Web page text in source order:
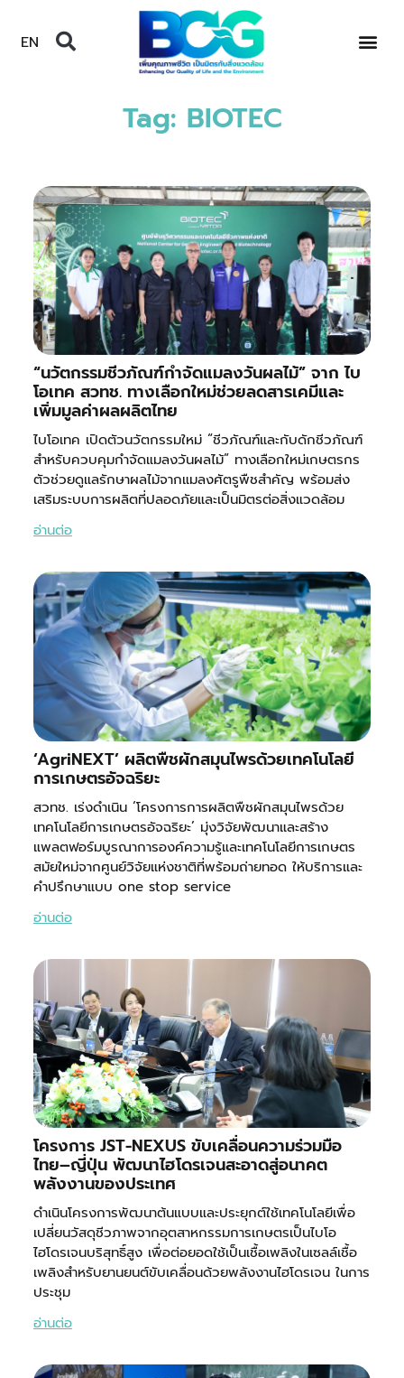
EN
Tag: BIOTEC
“นวัตกรรมชีวภัณฑ์กำจัดแมลงวันผลไม้” จาก ไบ
โอเทค สวทช. ทางเลือกใหม่ช่วยลดสารเคมีและ
เพิ่มมูลค่าผลผลิตไทย
ไบโอเทค เปิดตัวนวัตกรรมใหม่ “ชีวภัณฑ์และกับดักชีวภัณฑ์
สำหรับควบคุมกำจัดแมลงวันผลไม้” ทางเลือกใหม่เกษตรกร
ตัวช่วยดูแลรักษาผลไม้จากแมลงศัตรูพืชสำคัญ พร้อมส่ง
เสริมระบบการผลิตที่ปลอดภัยและเป็นมิตรต่อสิ่งแวดล้อม
อ่านต่อ
‘AgriNEXT’ ผลิตพืชผักสมุนไพรด้วยเทคโนโลยี
การเกษตรอัจฉริยะ
สวทช. เร่งดำเนิน ‘โครงการการผลิตพืชผักสมุนไพรด้วย
เทคโนโลยีการเกษตรอัจฉริยะ’ มุ่งวิจัยพัฒนาและสร้าง
แพลตฟอร์มบูรณาการองค์ความรู้และเทคโนโลยีการเกษตร
สมัยใหม่จากศูนย์วิจัยแห่งชาติที่พร้อมถ่ายทอด ให้บริการและ
คำปรึกษาแบบ one stop service
อ่านต่อ
โครงการ JST-NEXUS ขับเคลื่อนความร่วมมือ
ไทย–ญี่ปุ่น พัฒนาไฮโดรเจนสะอาดสู่อนาคต
พลังงานของประเทศ
ดำเนินโครงการพัฒนาต้นแบบและประยุกต์ใช้เทคโนโลยีเพื่อ
เปลี่ยนวัสดุชีวภาพจากอุตสาหกรรมการเกษตรเป็นไบโอ
ไฮโดรเจนบริสุทธิ์สูง เพื่อต่อยอดใช้เป็นเชื้อเพลิงในเซลล์เชื้อ
เพลิงสำหรับยานยนต์ขับเคลื่อนด้วยพลังงานไฮโดรเจน ในการ
ประชุม
อ่านต่อ